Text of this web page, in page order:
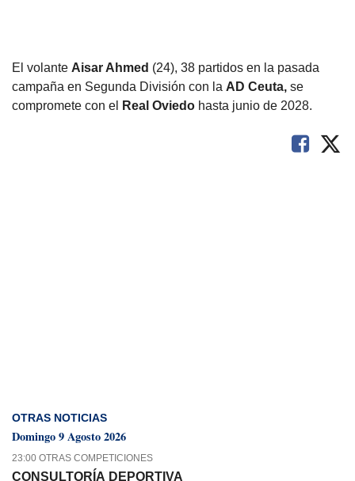
El volante Aisar Ahmed (24), 38 partidos en la pasada
campaña en Segunda División con la AD Ceuta, se
compromete con el
Real Oviedo hasta junio de 2028.
OTRAS NOTICIAS
Domingo 9 Agosto 2026
23:00 OTRAS COMPETICIONES
CONSULTORÍA DEPORTIVA